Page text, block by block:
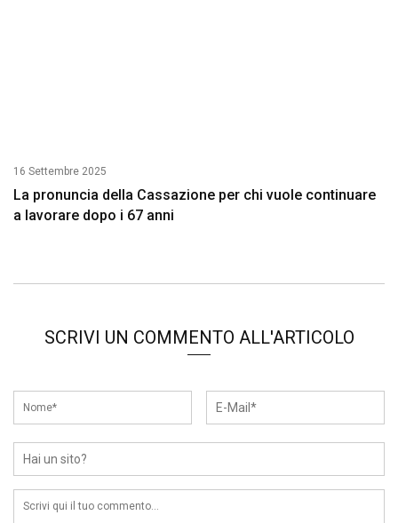
16 Settembre 2025
La pronuncia della Cassazione per chi vuole continuare
a lavorare dopo i 67 anni
SCRIVI UN COMMENTO ALL'ARTICOLO